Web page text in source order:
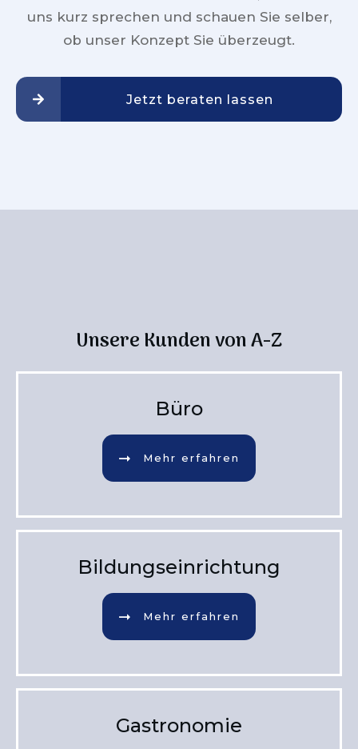
uns kurz sprechen und schauen Sie selber,
ob unser Konzept Sie überzeugt.
Jetzt beraten lassen
Unsere Kunden von A-Z
Büro
Mehr erfahren
Bildungseinrichtung
Mehr erfahren
Gastronomie